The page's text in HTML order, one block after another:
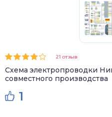
21 отзыв
Схема электропроводки
совместного производства
1